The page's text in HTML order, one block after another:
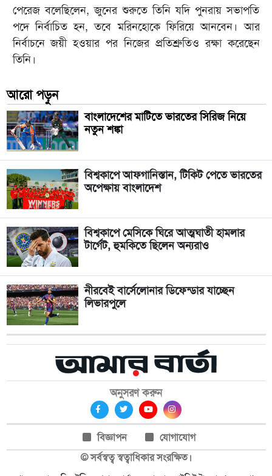
পেরেজ বলেছিলেন, জুনের শুরুতে তিনি যদি পুনরায় সভাপতি
পদে নির্বাচিত হন, তবে মরিনহোকে ফিরিয়ে আনবেন। আর
নির্বাচনে জয়ী হওয়ার পর নিজের প্রতিশ্রুতিও রক্ষা করেছেন
তিনি।
আরো পড়ুন
বাংলাদেশের মাটিতে ভারতের সিরিজ নিয়ে
নতুন শঙ্কা
বিশ্বকাপে আফগানিস্তান, টিকিট পেতে ভারতের
অপেক্ষায় বাংলাদেশ
বিশ্বকাপে মেসিকে ঘিরে আত্মঘাতী হামলার
টার্গেট, হুমকিতে ছিলেন অন্যরাও
নীরবেই বার্সেলোনার ডিফেন্ডার যাচ্ছেন
লিভারপুলে
অনুসরণ করুন
বিজ্ঞাপন
যোগাযোগ
© সর্বস্বত্ব স্বত্বাধিকার সংরক্ষিত।